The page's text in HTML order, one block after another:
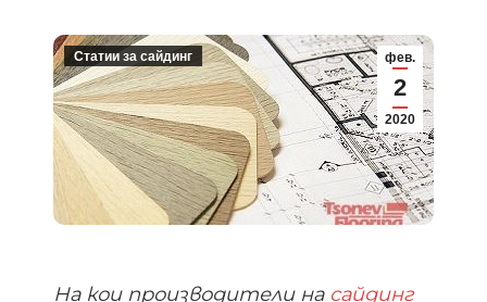
фев.
2
2020
Статии за сайдинг
На кои производители на сайдинг